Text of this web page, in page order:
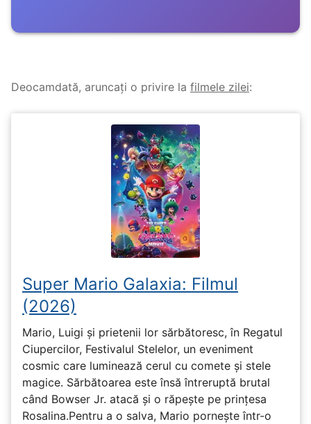
Deocamdată, aruncați o privire la filmele zilei:
Super Mario Galaxia: Filmul
(2026)
Mario, Luigi și prietenii lor sărbătoresc, în Regatul
Ciupercilor, Festivalul Stelelor, un eveniment
cosmic care luminează cerul cu comete și stele
magice. Sărbătoarea este însă întreruptă brutal
când Bowser Jr. atacă și o răpește pe prinţesa
Rosalina.Pentru a o salva, Mario pornește într-o